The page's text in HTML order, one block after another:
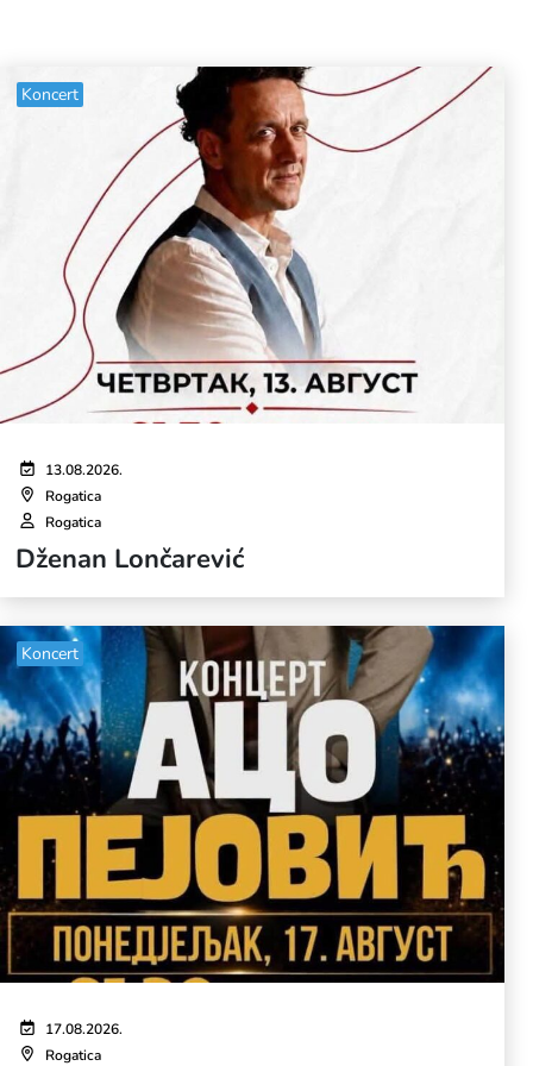
Koncert
13.08.2026.
Rogatica
Rogatica
Dženan Lončarević
Koncert
17.08.2026.
Rogatica